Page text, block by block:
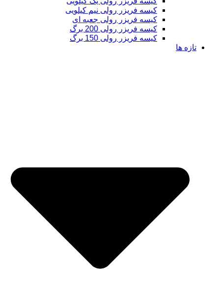
کیسه فریزر رولی نیم کیلویی
کیسه فریزر رولی جعبه ای
کیسه فریزر رولی 200 برگ
کیسه فریزر رولی 150 برگ
تازه ها